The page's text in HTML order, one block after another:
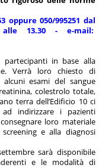
oppure 050/995251 dal
13.30 - e-mail:
in base alla
Verrà loro chiesto di
esami del sangue
colestrolo totale,
terra dell’Edificio 10 ci
indirizzare i pazienti
loro materiale
e alla diagnosi
sarà disponibile
e le modalità di